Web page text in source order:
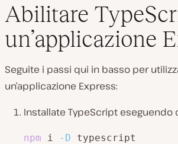
Abilitare
un’applicazione
Seguite i passi qui in basso per
un’applicazione Express:
Installate TypeScript
npm i -D typescript